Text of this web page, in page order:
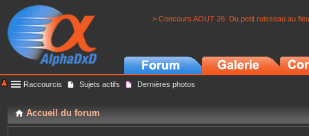
> Concours AOUT 26: Du petit ruisseau au
Raccourcis Sujets actifs Dernières photos
Accueil du forum